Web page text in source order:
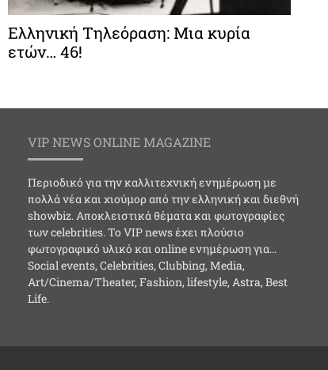
Ελληνική Τηλεόραση: Μια κυρία
ετών… 46!
VIP NEWS ONLINE MAGAZINE
Περιοδικό για την καλλιτεχνική ενημέρωση με
πολλά νέα και χιούμορ από την ελληνική και διεθνή
showbiz. Αποκλειστικά θέματα και φωτογραφίες
των celebrities. Το VIP news έχει πλούσιο
φωτογραφικό υλικό και online ενημέρωση για…
Social events, Celebrities, Clubbing, Media,
Art/Cinema/Theater, Fashion, lifestyle, Astra, Best
Life.